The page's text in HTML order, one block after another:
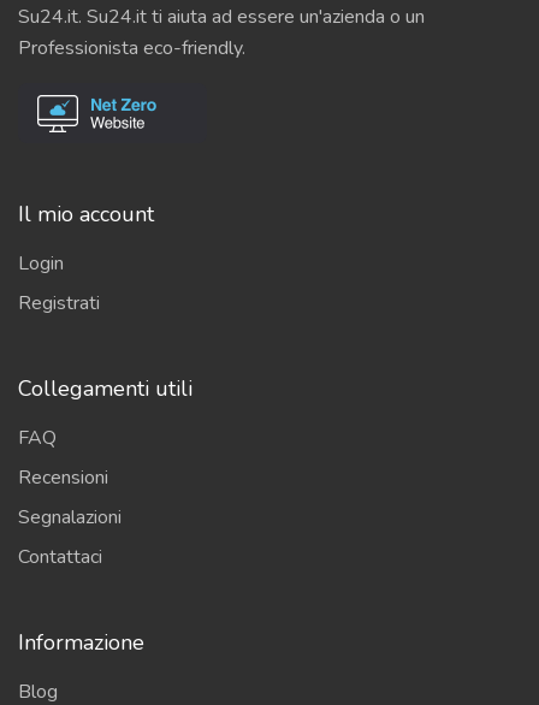
Su24.it. Su24.it ti aiuta ad essere un'azienda o un
Professionista eco-friendly.
Il mio account
Login
Registrati
Collegamenti utili
FAQ
Recensioni
Segnalazioni
Contattaci
Informazione
Blog